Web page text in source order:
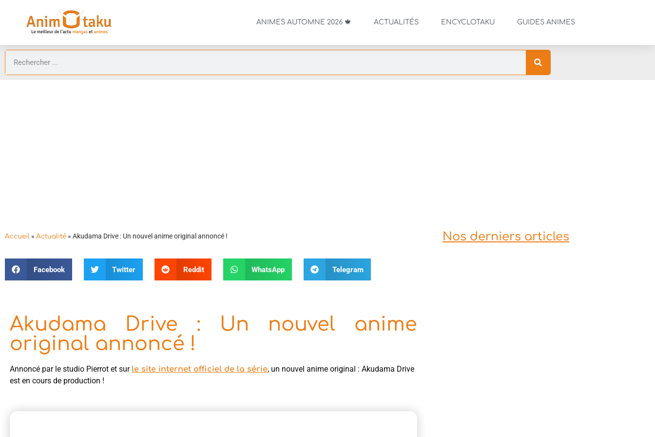
ANIMES AUTOMNE 2026 🍁 ACTUALITÉS ENCYCLOTAKU GUIDES ANIMES
Accueil » Actualité » Akudama Drive : Un nouvel anime original annoncé !
Facebook Twitter Reddit WhatsApp Telegram
Akudama Drive : Un nouvel anime
original annoncé !
Annoncé par le studio Pierrot et sur le site internet officiel de la série, un nouvel anime original : Akudama Drive
est en cours de production !
Nos derniers articles